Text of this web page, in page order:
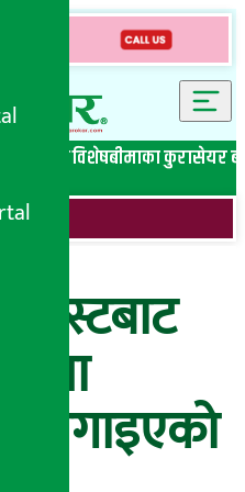
लघुवित्त विशेषबीमाका कुरासेयर
लिस्टबाट
लगाइएको